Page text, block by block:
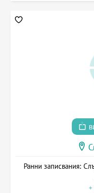
Ранни записвания:
+